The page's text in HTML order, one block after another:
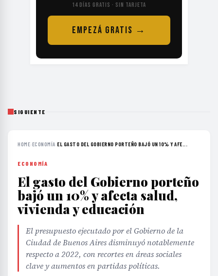
14 DÍAS GRATIS · SIN TARJETA
EMPEZÁ GRATIS →
SIGUIENTE
HOME›ECONOMÍA›EL GASTO DEL GOBIERNO PORTEÑO BAJÓ UN 10% Y AFE...
ECONOMÍA
El gasto del Gobierno porteño
bajó un 10% y afecta salud,
vivienda y educación
El presupuesto ejecutado por el Gobierno de la
Ciudad de Buenos Aires disminuyó notablemente
respecto a 2022, con recortes en áreas sociales
clave y aumentos en partidas políticas.